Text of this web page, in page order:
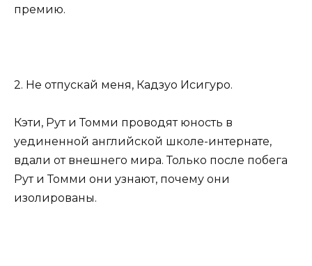
премию.
2. Не отпускай меня, Кадзуо Исигуро.
Кэти, Рут и Томми проводят юность в
уединенной английской школе-интернате,
вдали от внешнего мира. Только после побега
Рут и Томми они узнают, почему они
изолированы.